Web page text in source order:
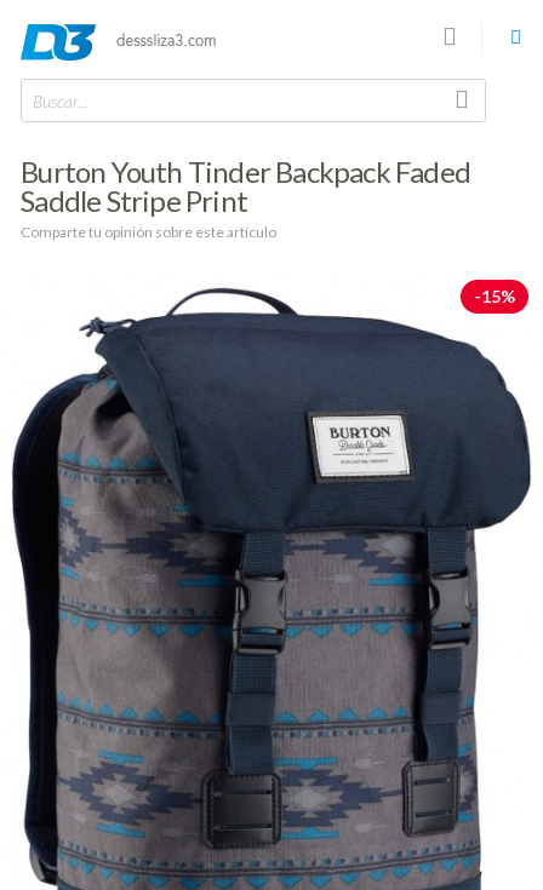
Buscar...
Burton Youth Tinder Backpack Faded
Saddle Stripe Print
Comparte tu opinión sobre este artículo
-15%